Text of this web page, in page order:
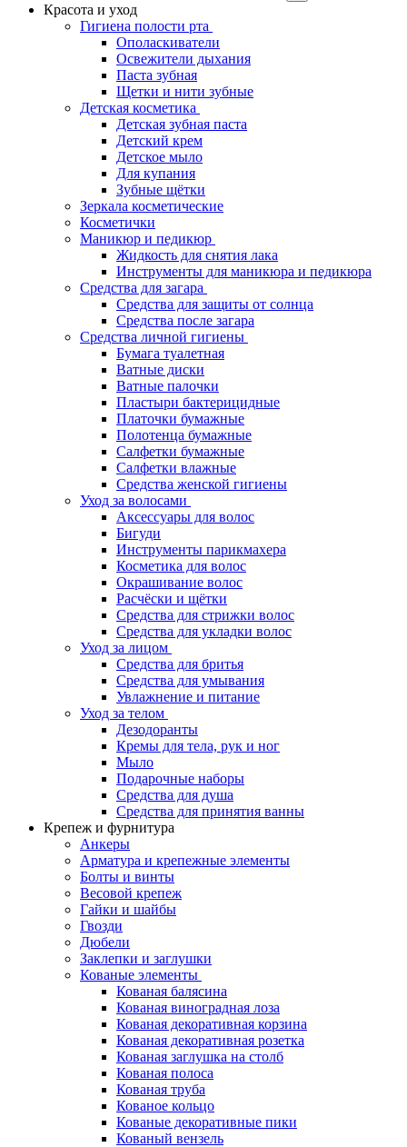
Красота и уход
Гигиена полости рта
Ополаскиватели
Освежители дыхания
Паста зубная
Щетки и нити зубные
Детская косметика
Детская зубная паста
Детский крем
Детское мыло
Для купания
Зубные щётки
Зеркала косметические
Косметички
Маникюр и педикюр
Жидкость для снятия лака
Инструменты для маникюра и педикюра
Средства для загара
Средства для защиты от солнца
Средства после загара
Средства личной гигиены
Бумага туалетная
Ватные диски
Ватные палочки
Пластыри бактерицидные
Платочки бумажные
Полотенца бумажные
Салфетки бумажные
Салфетки влажные
Средства женской гигиены
Уход за волосами
Аксессуары для волос
Бигуди
Инструменты парикмахера
Косметика для волос
Окрашивание волос
Расчёски и щётки
Средства для стрижки волос
Средства для укладки волос
Уход за лицом
Средства для бритья
Средства для умывания
Увлажнение и питание
Уход за телом
Дезодоранты
Кремы для тела, рук и ног
Мыло
Подарочные наборы
Средства для душа
Средства для принятия ванны
Крепеж и фурнитура
Анкеры
Арматура и крепежные элементы
Болты и винты
Весовой крепеж
Гайки и шайбы
Гвозди
Дюбели
Заклепки и заглушки
Кованые элементы
Кованая балясина
Кованая виноградная лоза
Кованая декоративная корзина
Кованая декоративная розетка
Кованая заглушка на столб
Кованая полоса
Кованая труба
Кованое кольцо
Кованые декоративные пики
Кованый вензель